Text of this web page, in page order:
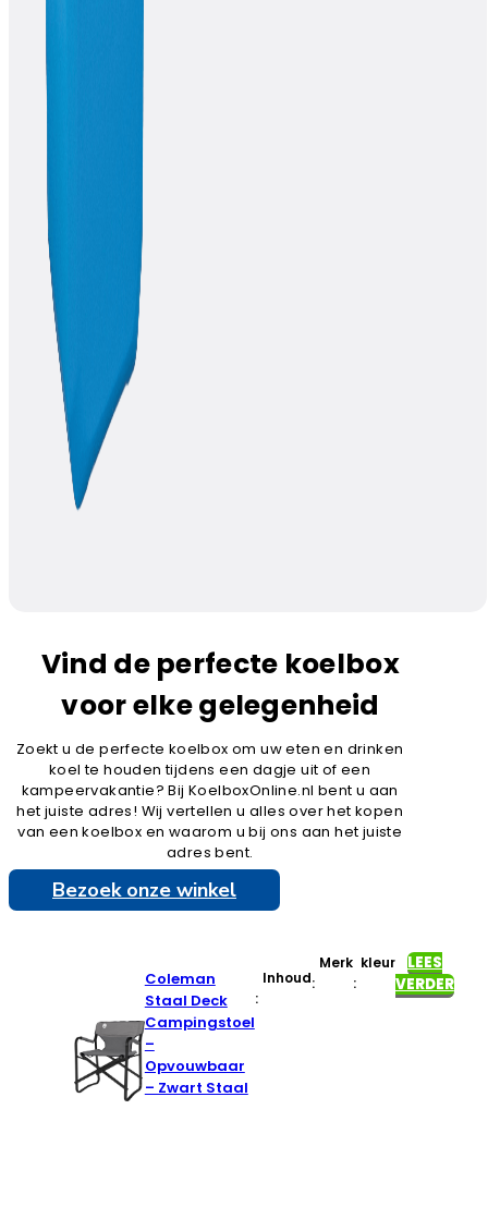
Vind de perfecte koelbox
voor elke gelegenheid
Zoekt u de perfecte koelbox om uw eten en drinken
koel te houden tijdens een dagje uit of een
kampeervakantie? Bij KoelboxOnline.nl bent u aan
het juiste adres! Wij vertellen u alles over het kopen
van een koelbox en waarom u bij ons aan het juiste
adres bent.
Bezoek onze winkel
Coleman
Staal Deck
Campingstoel
–
Opvouwbaar
– Zwart Staal
Inhoud
:
Merk
:
kleur
:
LEES
VERDER